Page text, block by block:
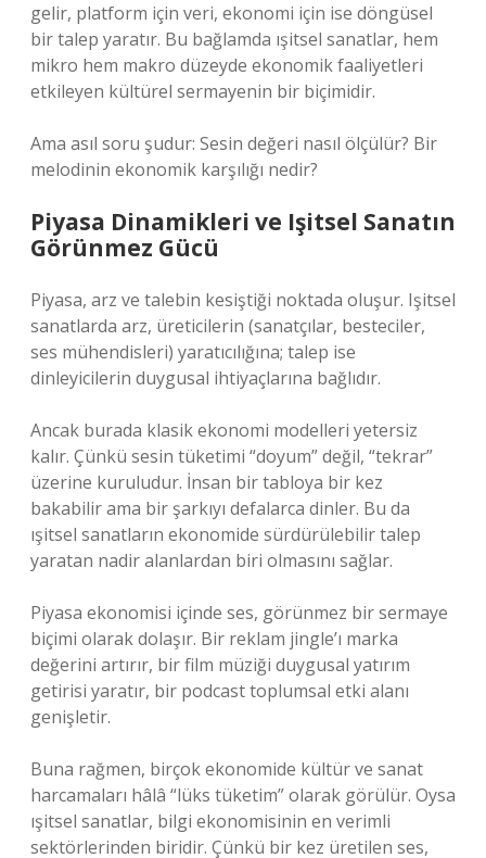
gelir, platform için veri, ekonomi için ise döngüsel
bir talep yaratır. Bu bağlamda ışitsel sanatlar, hem
mikro hem makro düzeyde ekonomik faaliyetleri
etkileyen kültürel sermayenin bir biçimidir.
Ama asıl soru şudur: Sesin değeri nasıl ölçülür? Bir
melodinin ekonomik karşılığı nedir?
Piyasa Dinamikleri ve Işitsel Sanatın
Görünmez Gücü
Piyasa, arz ve talebin kesiştiği noktada oluşur. Işitsel
sanatlarda arz, üreticilerin (sanatçılar, besteciler,
ses mühendisleri) yaratıcılığına; talep ise
dinleyicilerin duygusal ihtiyaçlarına bağlıdır.
Ancak burada klasik ekonomi modelleri yetersiz
kalır. Çünkü sesin tüketimi “doyum” değil, “tekrar”
üzerine kuruludur. İnsan bir tabloya bir kez
bakabilir ama bir şarkıyı defalarca dinler. Bu da
ışitsel sanatların ekonomide sürdürülebilir talep
yaratan nadir alanlardan biri olmasını sağlar.
Piyasa ekonomisi içinde ses, görünmez bir sermaye
biçimi olarak dolaşır. Bir reklam jingle’ı marka
değerini artırır, bir film müziği duygusal yatırım
getirisi yaratır, bir podcast toplumsal etki alanı
genişletir.
Buna rağmen, birçok ekonomide kültür ve sanat
harcamaları hâlâ “lüks tüketim” olarak görülür. Oysa
ışitsel sanatlar, bilgi ekonomisinin en verimli
sektörlerinden biridir. Çünkü bir kez üretilen ses,